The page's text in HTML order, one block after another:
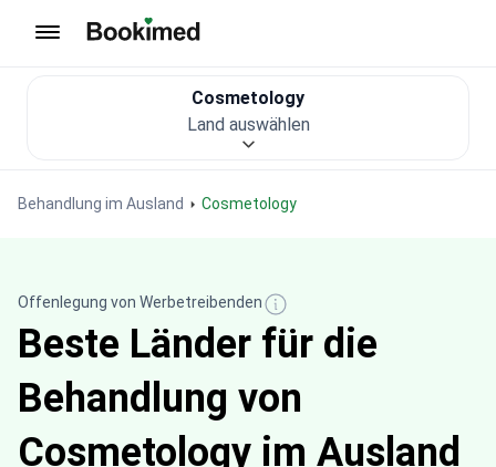
Behandlung im Ausland Cosmetology
Cosmetology
Land auswählen
Offenlegung von Werbetreibenden
Beste Länder für die
Behandlung von
Cosmetology im Ausland